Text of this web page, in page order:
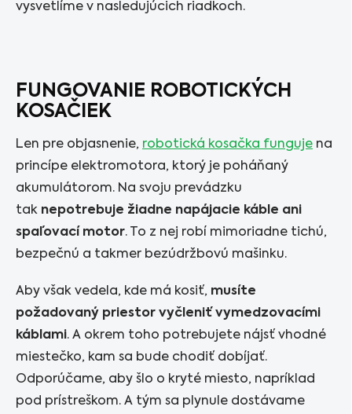
vysvetlíme v nasledujúcich riadkoch.
FUNGOVANIE ROBOTICKÝCH
KOSAČIEK
Len pre objasnenie, robotická kosačka funguje na
princípe elektromotora, ktorý je poháňaný
akumulátorom. Na svoju prevádzku
tak nepotrebuje žiadne napájacie káble ani
spaľovací motor. To z nej robí mimoriadne tichú,
bezpečnú a takmer bezúdržbovú mašinku.
Aby však vedela, kde má kosiť, musíte
požadovaný priestor vyčleniť vymedzovacími
káblami. A okrem toho potrebujete nájsť vhodné
miestečko, kam sa bude chodiť dobíjať.
Odporúčame, aby šlo o kryté miesto, napríklad
pod prístreškom. A tým sa plynule dostávame